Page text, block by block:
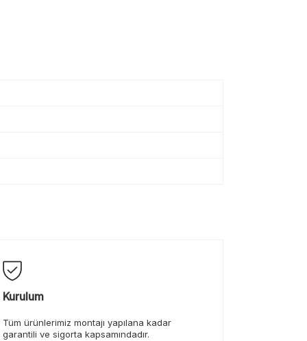
Kurulum
Tüm ürünlerimiz montajı yapılana kadar
garantili ve sigorta kapsamındadır.